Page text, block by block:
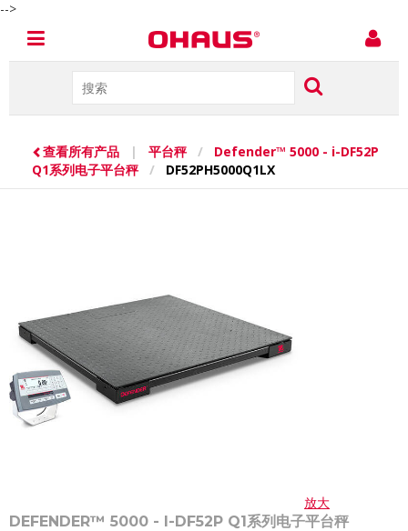
-->
查看所有产品 | 平台秤 /
Defender™ 5000 - i-DF52P
Q1系列电子平台秤
/ DF52PH5000Q1LX
放大
DEFENDER™ 5000 - I-DF52P Q1系列电子平台秤